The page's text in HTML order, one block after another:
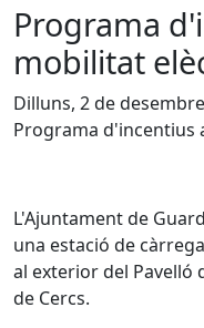
Programa
mobilitat
Dilluns, 2 de
Programa d'incentius
L'Ajuntament de
una estació de
al exterior del Pavelló
de Cercs.